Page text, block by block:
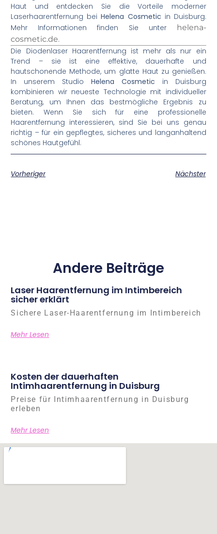
Haut und entdecken Sie die Vorteile moderner
Laserhaarentfernung beiHelena Cosmetic in Duisburg.
Mehr Informationen finden Sie unter helena-
cosmetic.de.
Die Diodenlaser Haarentfernung ist mehr als nur ein
Trend – sie ist eine effektive, dauerhafte und
hautschonende Methode, um glatte Haut zu genießen.
In unserem Studio Helena Cosmetic in Duisburg
kombinieren wir neueste Technologie mit individueller
Beratung, um Ihnen das bestmögliche Ergebnis zu
bieten. Wenn Sie sich für eine professionelle
Haarentfernung interessieren, sind Sie bei uns genau
richtig – für ein gepflegtes, sicheres und langanhaltend
schönes Hautgefühl.
Vorheriger Nächster
Andere Beiträge
Laser Haarentfernung im Intimbereich
sicher erklärt
Sichere Laser-Haarentfernung im Intimbereich
Mehr Lesen
Kosten der dauerhaften
Intimhaarentfernung in Duisburg
Preise für Intimhaarentfernung in Duisburg
erleben
Mehr Lesen